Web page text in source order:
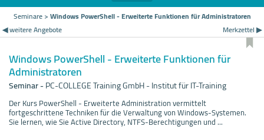
Seminare>Windows PowerShell - Erweiterte Funktionen für Administratoren
◀ weitere Angebote
Merkzettel ▶
Windows PowerShell - Erweiterte Funktionen für
Administratoren
Seminar-PC-COLLEGE Training GmbH - Institut für IT-Training
Der Kurs PowerShell - Erweiterte Administration vermittelt
fortgeschrittene Techniken für die Verwaltung von Windows-Systemen.
Sie lernen, wie Sie Active Directory, NTFS-Berechtigungen und ...